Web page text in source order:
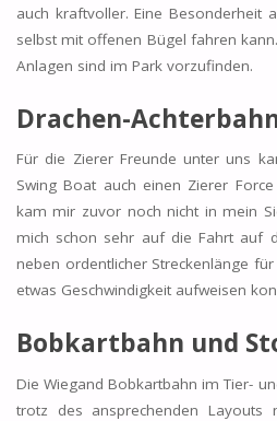
auch kraftvoller. Eine Besonderheit
selbst mit offenen Bügel fahren
Anlagen sind im Park vorzufinden.
Drachen-
Für die Zierer Freunde unter uns
Swing Boat auch einen Zierer
kam mir zuvor noch nicht in mein
mich schon sehr auf die Fahrt auf
neben ordentlicher Streckenlänge
etwas Geschwindigkeit aufweisen
Bobkartbahn und
Die Wiegand Bobkartbahn im Tier-
trotz des ansprechenden Layouts